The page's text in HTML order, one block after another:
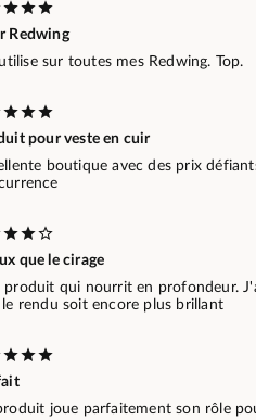
Redwing
sur toutes mes Redwing. Top.
pour veste en cuir
boutique avec des prix
que le cirage
produit qui nourrit en profondeur.
rendu soit encore plus brillant
joue parfaitement son rôle